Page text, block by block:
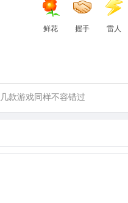
鲜花 握手 雷人
款游戏同样不容错过